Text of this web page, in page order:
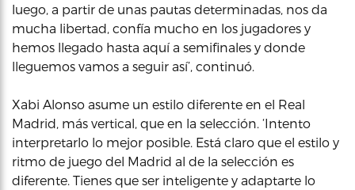
luego, a partir de unas pautas determinadas, nos da
mucha libertad, confía mucho en los jugadores y
hemos llegado hasta aquí a semifinales y donde
lleguemos vamos a seguir así’, continuó.
Xabi Alonso asume un estilo diferente en el Real
Madrid, más vertical, que en la selección. ‘Intento
interpretarlo lo mejor posible. Está claro que el estilo y
ritmo de juego del Madrid al de la selección es
diferente. Tienes que ser inteligente y adaptarte lo